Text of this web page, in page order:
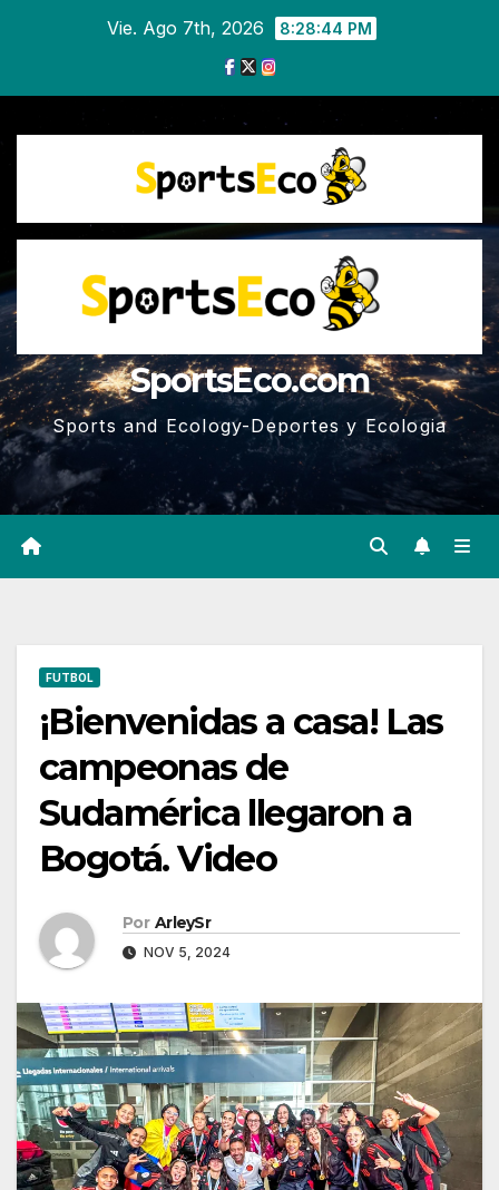
Vie. Ago 7th, 2026 8:28:44 PM
SportsEco.com
Sports and Ecology-Deportes y Ecologia
FUTBOL
¡Bienvenidas a casa! Las
campeonas de
Sudamérica llegaron a
Bogotá. Video
Por ArleySr
NOV 5, 2024